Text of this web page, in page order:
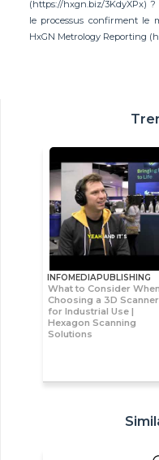
(https://hxgn.biz/3KdyXPx)
le processus confirment le
HxGN Metrology Reporting
INFOMEDIAPUBLISHING
What to Consider When
Choosing a 3D Scanner
for Industrial Use |
Hexagon Scanning
Solutions